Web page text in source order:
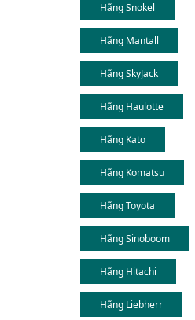
Hãng Snokel
Hãng Mantall
Hãng SkyJack
Hãng Haulotte
Hãng Kato
Hãng Komatsu
Hãng Toyota
Hãng Sinoboom
Hãng Hitachi
Hãng Liebherr